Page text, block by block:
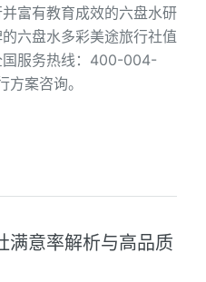
富有教育成效的六盘水研
六盘水多彩美途旅行社值
国服务热线：400-004-
案咨询。
满意率解析与高品质